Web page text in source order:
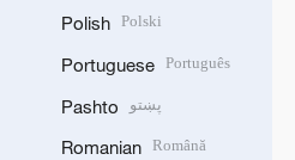
Polish Polski
Portuguese Português
Pashto پښتو
Romanian Română